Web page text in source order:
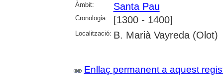
Àmbit: Santa Pau
Cronologia: [1300 - 1400]
Localització: B. Marià Vayreda (Olot)
Enllaç permanent a aquest